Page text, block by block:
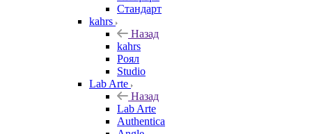
Стандарт
kahrs
Назад
kahrs
Роял
Studio
Lab Arte
Назад
Lab Arte
Authentica